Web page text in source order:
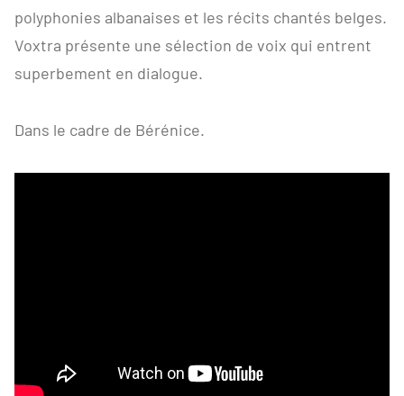
polyphonies albanaises et les récits chantés belges.
Voxtra présente une sélection de voix qui entrent
superbement en dialogue.
Dans le cadre de Bérénice.